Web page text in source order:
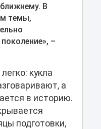
В
темы,
–
кукла
а
в историю.
подготовки,